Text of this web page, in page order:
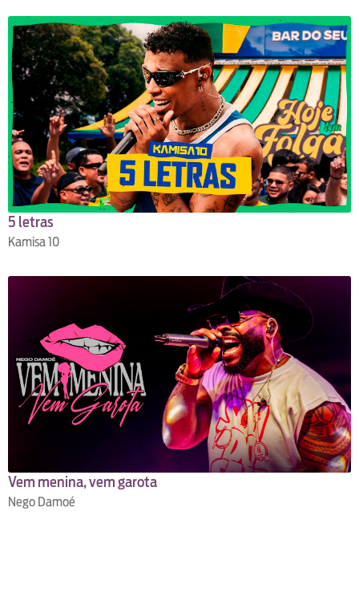
5 letras
Kamisa 10
Vem menina, vem garota
Nego Damoé